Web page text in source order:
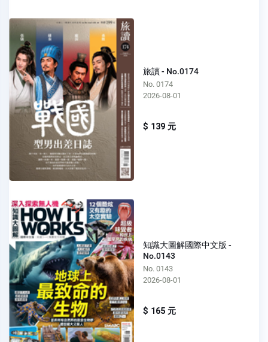
旅讀 - No.0174
No. 0174
2026-08-01
$ 139 元
知識大圖解國際中文版 -
No.0143
No. 0143
2026-08-01
$ 165 元